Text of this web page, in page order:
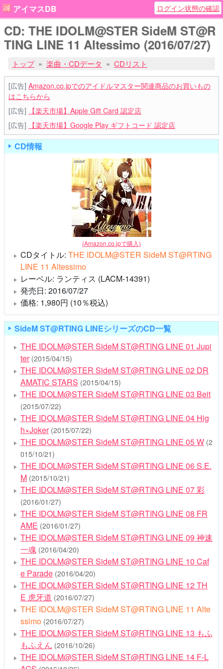
アイマスDB ログイン状態の確認
CD: THE IDOLM@STER SideM ST@R
TING LINE 11 Altessimo (2016/07/27)
トップ 楽曲・CDデータ CDリスト
[広告] Amazon.co.jpでのアイドルマスター関連商品のお買いもの
はこちらから
[広告]
【楽天市場】Apple Gift Card 認定店
[広告]
【楽天市場】Google Play ギフトコード 認定店
CD情報
(Amazon.co.jpで購入)
CDタイトル: THE IDOLM@STER SideM ST@RTING
LINE 11 Altessimo
レーベル: ランティス (LACM-14391)
発売日: 2016/07/27
価格: 1,980円 (10％税込)
SideM ST@RTING LINEシリーズのCD一覧
THE IDOLM@STER SideM ST@RTING LINE 01 Jupi
ter (2015/04/15)
THE IDOLM@STER SideM ST@RTING LINE 02 DR
AMATIC STARS (2015/04/15)
THE IDOLM@STER SideM ST@RTING LINE 03 Beit
(2015/07/22)
THE IDOLM@STER SideM ST@RTING LINE 04 Hig
h×Joker (2015/07/22)
THE IDOLM@STER SideM ST@RTING LINE 05 W (2
015/10/21)
THE IDOLM@STER SideM ST@RTING LINE 06 S.E.
M (2015/10/21)
THE IDOLM@STER SideM ST@RTING LINE 07 彩
(2016/01/27)
THE IDOLM@STER SideM ST@RTING LINE 08 FR
AME (2016/01/27)
THE IDOLM@STER SideM ST@RTING LINE 09 神速
一魂 (2016/04/20)
THE IDOLM@STER SideM ST@RTING LINE 10 Caf
e Parade (2016/04/20)
THE IDOLM@STER SideM ST@RTING LINE 12 TH
E 虎牙道 (2016/07/27)
THE IDOLM@STER SideM ST@RTING LINE 11 Alte
ssimo (2016/07/27)
THE IDOLM@STER SideM ST@RTING LINE 13 もふ
もふえん (2016/10/26)
THE IDOLM@STER SideM ST@RTING LINE 14 F-L